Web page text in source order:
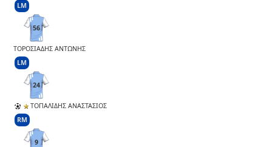
LM
56
ΤΟΡΟΣΙΑΔΗΣ ΑΝΤΩΝΗΣ
LM
24
ΤΟΠΑΛΙΔΗΣ ΑΝΑΣΤΑΣΙΟΣ
RM
9